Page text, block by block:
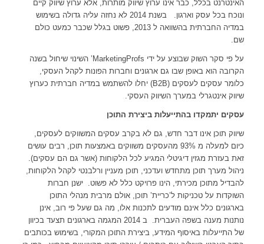
האינטרנט בכלל, כבר אינו ערוץ שיווק מותרות, אלא ערוץ שיווק קיים
ונוכח בכל עסק וארגון. בשנת 2014 לא נחזה עליה גדולה בשימוש
במדיה החברתית בהשוואה ל 2013, פשוט בגלל שכבר כמעט כולם
שם.
על פי סקר השוק שבוצע על ידי MarketingProfs’ השינוי שיחול בשנה
הקרובה הוא באופן שבו גם ארגונים וחברות הפונות לקהל העסקי,
כלומר עסקים לעסקים (B2B) יחלו להשתמש במדיה חברתית כערוץ
שיווק אינטגרלי במערך השיווק העסקי.
עסקים יתמקדו בהתייעלות ביצירת התוכן
שיווק תוכן אינו דבר חדש, גם לא בקרב עסקים המשווקים לעסקים,
כיום למעלה מ 93% מהעסקים משווקים באמצעות תוכן, רבים עושים
זאת בעזרת מגזין דיגיטלי המגיע לכל הלקוחות (אשר גם הם עסקים).
ניהול מערך תוכן מתחדש ועדכני, תוכן מעניין ורלבנטי לקהל הלקוחות,
להבדיל מתוכן מכירתי, הינו פרויקט כלל לא פשוט. ישנן חברות
השוקדות על טכניקות ל’כריית’ תוכן, אולם מרבית מנהלי התוכן
בארגונים כלל אינם מודעים לתכנות אלו, מה גם שעל פי רוב, אינן
נותנות מענה בשפה העברית. ב 2014 המגמה בארגונים תצעד בכיוון
של התייעלות באיסוף המידע, ביצירת התוכן המקורי, בשימוש בכותבים